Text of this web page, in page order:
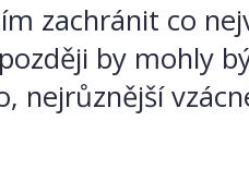
zachránit co
by mohly
nejrůznější